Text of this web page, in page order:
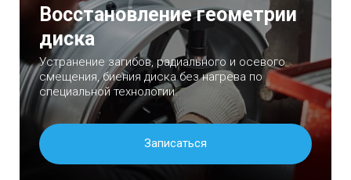
Восстановление геометрии
диска
Устранение загибов, радиального и осевого
смещения, биения диска без нагрева по
специальной технологии.
Записаться